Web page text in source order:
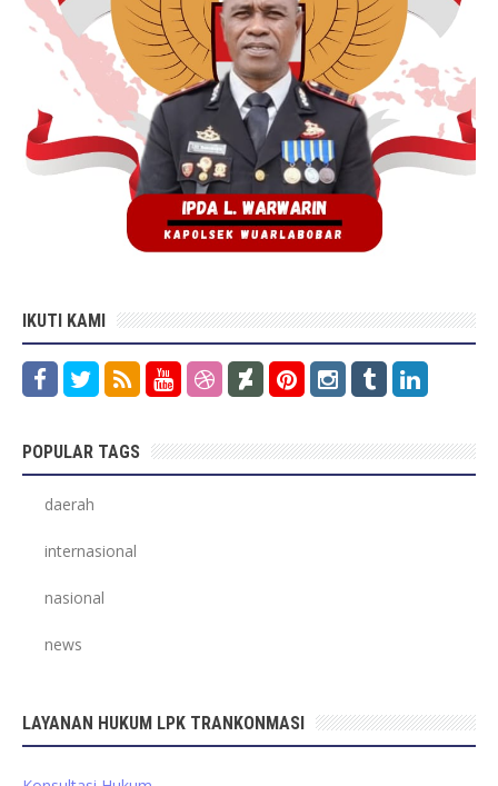
IKUTI KAMI
POPULAR TAGS
daerah
internasional
nasional
news
LAYANAN HUKUM LPK TRANKONMASI